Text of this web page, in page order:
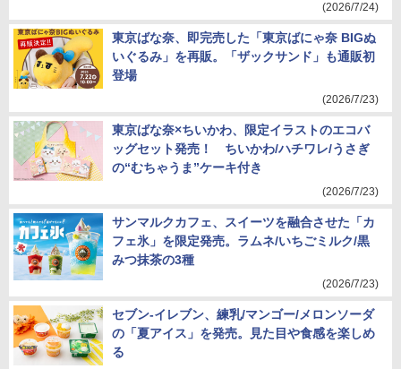
(2026/7/24)
東京ばな奈、即完売した「東京ばにゃ奈 BIGぬ
いぐるみ」を再販。「ザックサンド」も通販初
登場
(2026/7/23)
東京ばな奈×ちいかわ、限定イラストのエコバ
ッグセット発売！ ちいかわ/ハチワレ/うさぎ
の“むちゃうま”ケーキ付き
(2026/7/23)
サンマルクカフェ、スイーツを融合させた「カ
フェ氷」を限定発売。ラムネ/いちごミルク/黒
みつ抹茶の3種
(2026/7/23)
セブン-イレブン、練乳/マンゴー/メロンソーダ
の「夏アイス」を発売。見た目や食感を楽しめ
る